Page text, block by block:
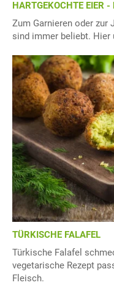
HARTGEKOCHTE EIER -
Zum Garnieren oder zur
sind immer beliebt. Hier
TÜRKISCHE FALAFEL
Türkische Falafel
vegetarische Rezept
Fleisch.